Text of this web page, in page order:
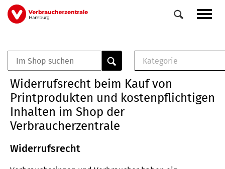
Direkt
zum
Veranstaltungen
0
Elemente
Kategorie
Musterbrief (RTF)
E-Broschüre
Widerrufsrecht beim Kauf von
Printprodukten und kostenpflichtigen
Inhalten im Shop der
Verbraucherzentrale
Widerrufsrecht